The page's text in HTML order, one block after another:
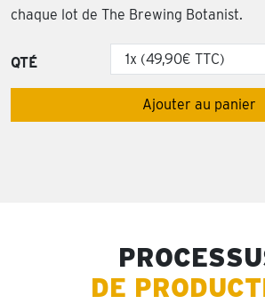
chaque lot de The Brewing Botanist.
QTÉ
Ajouter au panier
DE